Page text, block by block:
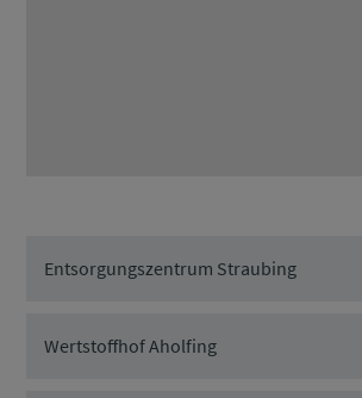
Entsorgungszentrum Straubing
Wertstoffhof Aholfing